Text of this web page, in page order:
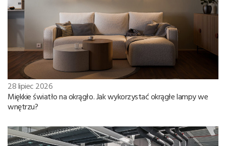
28 lipiec 2026
Miękkie światło na okrągło. Jak wykorzystać okrągłe lampy we
wnętrzu?